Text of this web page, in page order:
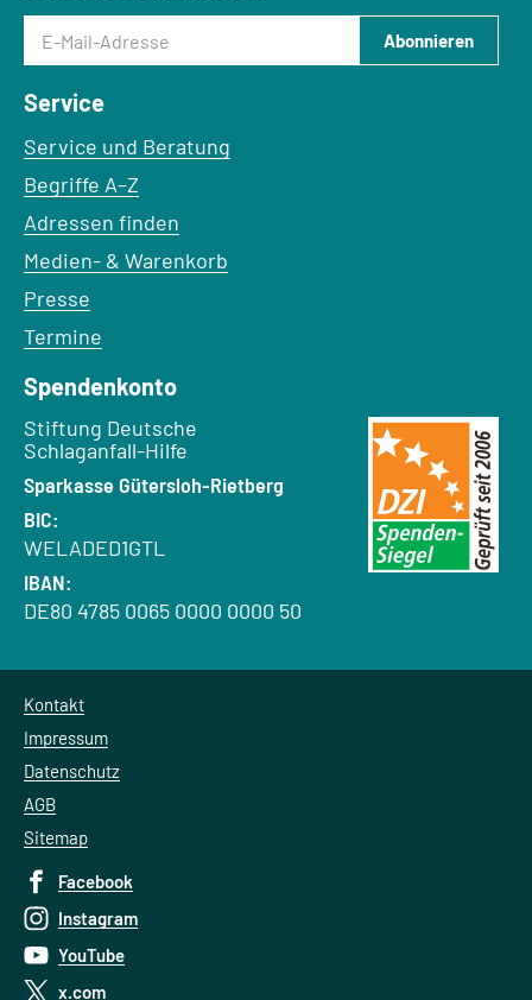
E-Mail-Adresse
Abonnieren
Service
Service und Beratung
Begriffe A–Z
Adressen finden
Medien- & Warenkorb
Presse
Termine
Spendenkonto
Empfänger:
Stiftung Deutsche
Schlaganfall-Hilfe
Bank:
Sparkasse Gütersloh-Rietberg
BIC:
WELADED1GTL
IBAN:
DE80 4785 0065 0000 0000 50
Kontakt
Impressum
Datenschutz
AGB
Sitemap
Facebook
Instagram
YouTube
x.com